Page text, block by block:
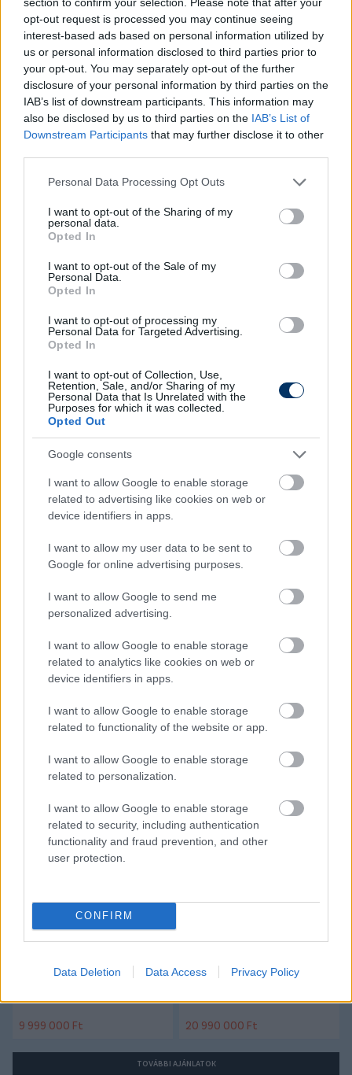
opt-out request is processed you may continue seeing
interest-based ads based on personal information utilized by
us or personal information disclosed to third parties prior to
your opt-out. You may separately opt-out of the further
disclosure of your personal information by third parties on the
IAB’s list of downstream participants. This information may
also be disclosed by us to third parties on the IAB’s List of
Downstream Participants that may further disclose it to other
Please note that this website/app uses one or more Google
not limited to your visit or usage behaviour. You may click to
grant or deny consent to Google and its third-party tags to
use your data for below specified purposes in below Google
consent section.
Personal Data Processing Opt Outs
I want to opt-out of the Sharing of my
personal data.
Opted In
I want to opt-out of the Sale of my
Personal Data.
Opted In
I want to opt-out of processing my
Personal Data for Targeted Advertising.
Opted In
I want to opt-out of Collection, Use,
Retention, Sale, and/or Sharing of my
Personal Data that Is Unrelated with the
Purposes for which it was collected.
Opted Out
Google consents
I want to allow Google to enable storage
related to advertising like cookies on web or
device identifiers in apps.
I want to allow my user data to be sent to
Google for online advertising purposes.
I want to allow Google to send me
personalized advertising.
I want to allow Google to enable storage
related to analytics like cookies on web or
device identifiers in apps.
I want to allow Google to enable storage
related to functionality of the website or app.
I want to allow Google to enable storage
related to personalization.
I want to allow Google to enable storage
related to security, including authentication
functionality and fraud prevention, and other
user protection.
CONFIRM
Data Deletion Data Access Privacy Policy
@ChampionsLeague #BudapestFinal
pic.twitter.com/Fv23v202jO
— MLSZ (@MLSZhivatalos)May 31, 2026
Olvastad már?
Budapest helyett Bukarest, a "szökött
rolleres" és a gépkarabély - 5
napjáról
A budapesti Bajnokok Ligája-döntő számos
emlékezetes történetet tartogatott. Öt
érdekességet gyűjtöttünk össze.
között legyen a Google-találatokban
Tetszett a cikk? Megosztanád?
CÍMKÉK: #BAJNOKOK LIGÁJA
DÖNTŐ
#2026-OS BL-DÖNTŐ
#BL-DÖNTŐ
BUDAPESTEN
Hyundai Tucson
9 999 000 Ft 20 990 000 Ft
TOVÁBBI AJÁNLATOK